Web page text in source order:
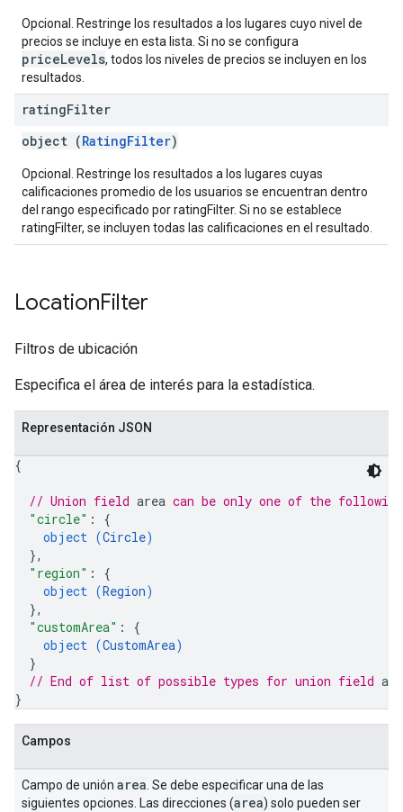
Opcional. Restringe los resultados a los lugares cuyo nivel de
precios se incluye en esta lista. Si no se configura
priceLevels, todos los niveles de precios se incluyen en los
resultados.
ratingFilter
object (RatingFilter)
Opcional. Restringe los resultados a los lugares cuyas
calificaciones promedio de los usuarios se encuentran dentro
del rango especificado por ratingFilter. Si no se establece
ratingFilter, se incluyen todas las calificaciones en el resultado.
LocationFilter
Filtros de ubicación
Especifica el área de interés para la estadística.
Representación JSON
{
// Union field area can be only one of the
"circle" : {
object (Circle)
},
"region" : {
object (Region)
},
"customArea" : {
object (CustomArea)
}
// End of list of possible types for union field
}
Campos
Campo de unión area . Se debe especificar una de las
siguientes opciones. Las direcciones (area) solo pueden ser